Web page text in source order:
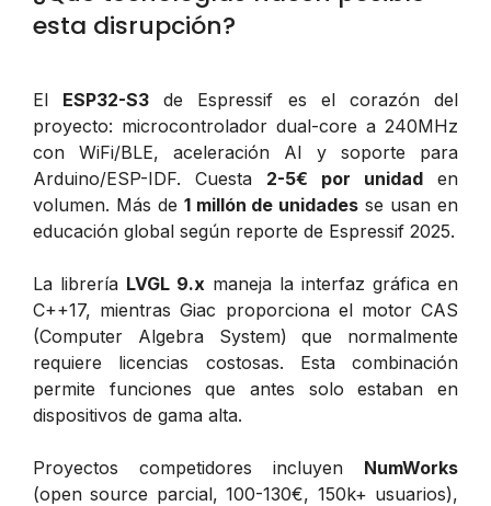
esta disrupción?
El ESP32-S3 de Espressif es el corazón del
proyecto: microcontrolador dual-core a 240MHz
con WiFi/BLE, aceleración AI y soporte para
Arduino/ESP-IDF. Cuesta 2-5€ por unidad en
volumen. Más de 1 millón de unidades se usan en
educación global según reporte de Espressif 2025.
La librería LVGL 9.x maneja la interfaz gráfica en
C++17, mientras Giac proporciona el motor CAS
(Computer Algebra System) que normalmente
requiere licencias costosas. Esta combinación
permite funciones que antes solo estaban en
dispositivos de gama alta.
Proyectos competidores incluyen NumWorks
(open source parcial, 100-130€, 150k+ usuarios),